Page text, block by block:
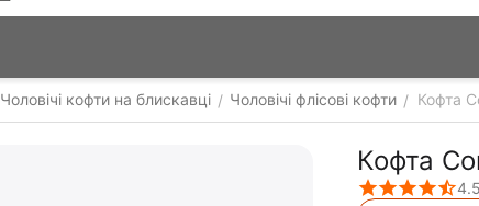
Чоловічі кофти на блискавці / Чоловічі флісові кофти / Кофта
Кофта
4.5